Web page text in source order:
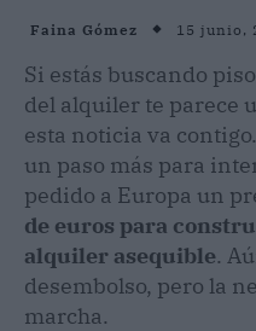
Faina Gómez 15 junio,
Si estás buscando
del alquiler te parece
esta noticia va
un paso más para
pedido a Europa un
de euros para
alquiler asequible.
desembolso, pero la
marcha.